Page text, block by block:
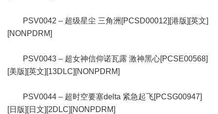
PSV0042 – 超级星尘 三角洲[PCSD00012][港版][英文]
[NONPDRM]
PSV0043 – 超女神信仰诺瓦露 激神黑心[PCSE00568]
[美版][英文][13DLC][NONPDRM]
PSV0044 – 超时空要塞delta 紧急起飞[PCSG00947]
[日版][日文][2DLC][NONPDRM]